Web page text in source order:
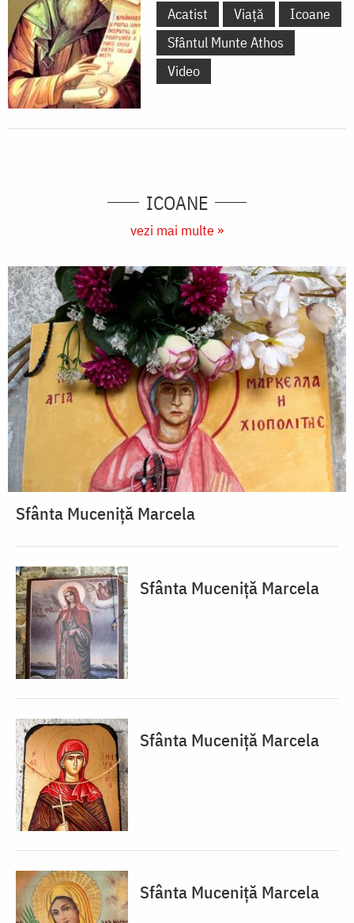
Acatist Viață
Icoane
Sfântul Munte Athos
Video
ICOANE
vezi mai multe »
Sfânta Muceniță Marcela
Sfânta Muceniță Marcela
Sfânta Muceniță Marcela
Sfânta Muceniță Marcela